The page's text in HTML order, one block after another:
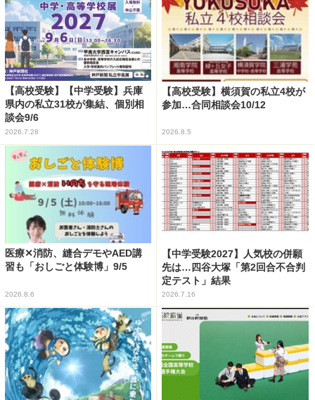
【高校受験】【中学受験】兵庫
県内の私立31校が集結、個別相
談会9/6
2026.7.28
【高校受験】横須賀の私立4校が
参加…合同相談会10/12
2026.8.5
医療✕消防、縫合デモやAED講
習も「おしごと体験博」9/5
2026.8.6
【中学受験2027】人気校の併願
先は…四谷大塚「第2回合不合判
定テスト」結果
2026.7.16